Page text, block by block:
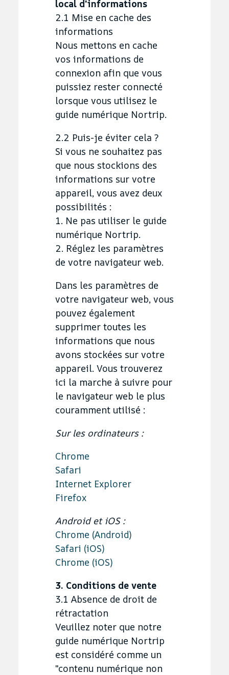
local d'informations
2.1 Mise en cache des
informations
Nous mettons en cache
vos informations de
connexion afin que vous
puissiez rester connecté
lorsque vous utilisez le
guide numérique Nortrip.
2.2 Puis-je éviter cela ?
Si vous ne souhaitez pas
que nous stockions des
informations sur votre
appareil, vous avez deux
possibilités :
1. Ne pas utiliser le guide
numérique Nortrip.
2. Réglez les paramètres
de votre navigateur web.
Dans les paramètres de
votre navigateur web, vous
pouvez également
supprimer toutes les
informations que nous
avons stockées sur votre
appareil. Vous trouverez
ici la marche à suivre pour
le navigateur web le plus
couramment utilisé :
Sur les ordinateurs :
Chrome
Safari
Internet Explorer
Firefox
Android et iOS :
Chrome (Android)
Safari (iOS)
Chrome (iOS)
3. Conditions de vente
3.1 Absence de droit de
rétractation
Veuillez noter que notre
guide numérique Nortrip
est considéré comme un
"contenu numérique non